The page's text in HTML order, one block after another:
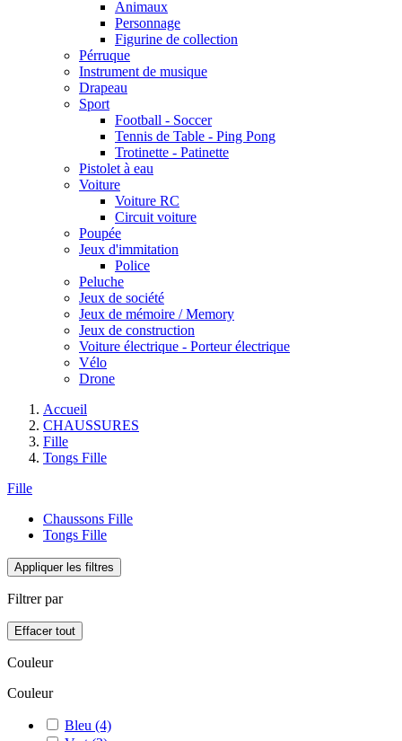
Animaux
Personnage
Figurine de collection
Pérruque
Instrument de musique
Drapeau
Sport
Football - Soccer
Tennis de Table - Ping Pong
Trotinette - Patinette
Pistolet à eau
Voiture
Voiture RC
Circuit voiture
Poupée
Jeux d'immitation
Police
Peluche
Jeux de société
Jeux de mémoire / Memory
Jeux de construction
Voiture électrique - Porteur électrique
Vélo
Drone
Accueil
CHAUSSURES
Fille
Tongs Fille
Fille
Chaussons Fille
Tongs Fille
Appliquer les filtres
Filtrer par
Effacer tout
Couleur
Couleur
Bleu (4)